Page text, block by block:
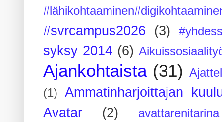
#svrcampus2026 (3)
syksy 2014 (6)
Ajankohtaista (31)
(1)
Ammatinharjoittajan
Avatar
(2) avattarenitarina